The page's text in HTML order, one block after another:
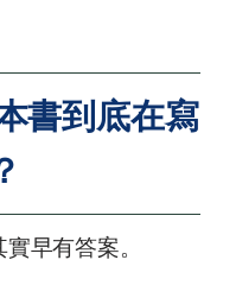
書到底在寫
早有答案。